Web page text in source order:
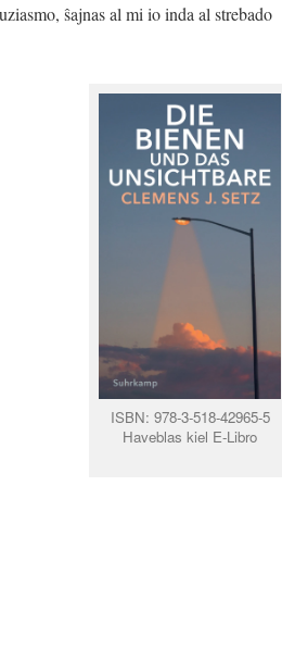
ŝajnas al mi io inda al strebado
ISBN: 978-3-518-42965-5
Haveblas kiel E-Libro